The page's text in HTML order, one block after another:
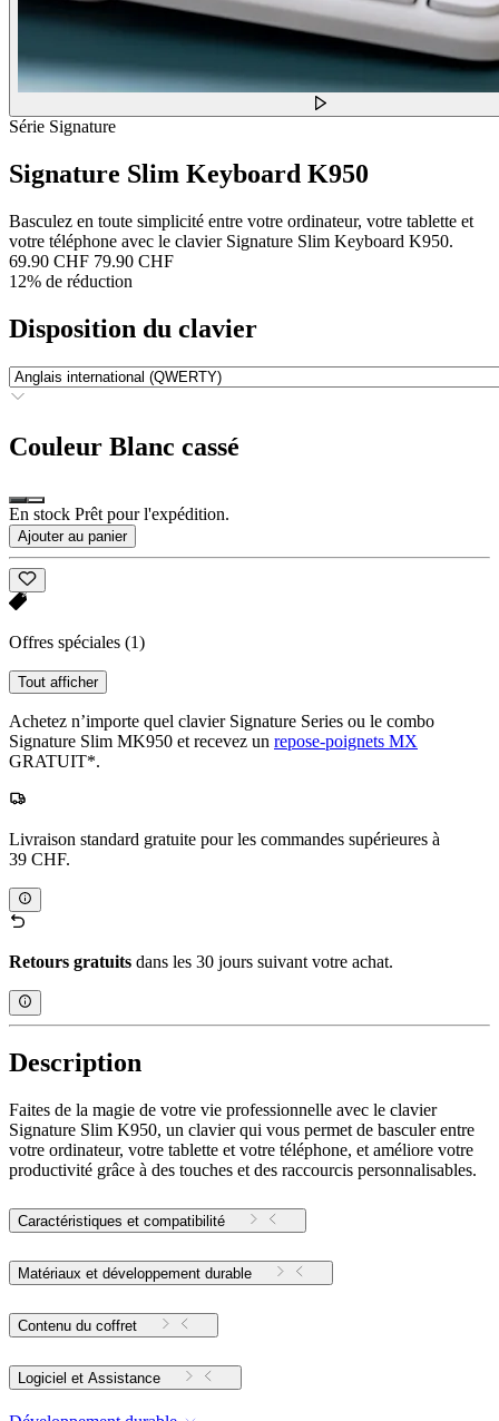
Série Signature
Signature Slim Keyboard K950
Basculez en toute simplicité entre votre ordinateur, votre tablette et
votre téléphone avec le clavier Signature Slim Keyboard K950.
69.90 CHF 79.90 CHF
12% de réduction
Disposition du clavier
Couleur Blanc cassé
En stock Prêt pour l'expédition.
Ajouter au panier
Offres spéciales (1)
Tout afficher
Achetez n’importe quel clavier Signature Series ou le combo
Signature Slim MK950 et recevez un repose-poignets MX
GRATUIT*.
Livraison standard gratuite pour les commandes supérieures à
39 CHF.
Retours gratuits dans les 30 jours suivant votre achat.
Description
Faites de la magie de votre vie professionnelle avec le clavier
Signature Slim K950, un clavier qui vous permet de basculer entre
votre ordinateur, votre tablette et votre téléphone, et améliore votre
productivité grâce à des touches et des raccourcis personnalisables.
Caractéristiques et compatibilité
Matériaux et développement durable
Contenu du coffret
Logiciel et Assistance